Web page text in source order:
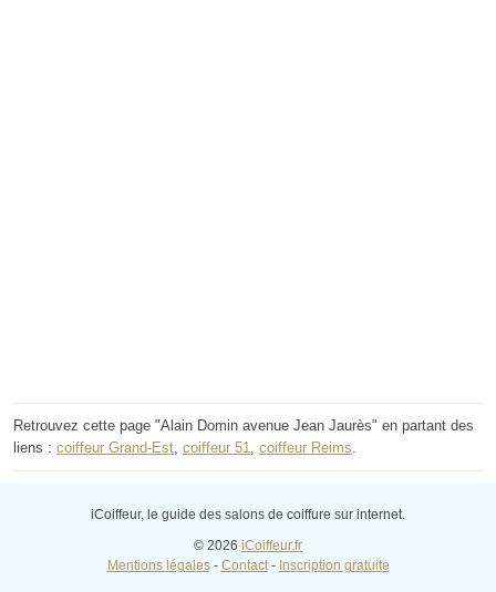
Retrouvez cette page "Alain Domin avenue Jean Jaurès" en partant des
liens : coiffeur Grand-Est, coiffeur 51, coiffeur Reims.
iCoiffeur, le guide des salons de coiffure sur internet.
© 2026 iCoiffeur.fr
Mentions légales- Contact- Inscription gratuite